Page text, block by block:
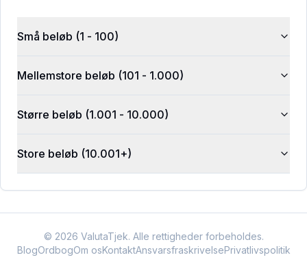
Små beløb (1 - 100)
Mellemstore beløb (101 - 1.000)
Større beløb (1.001 - 10.000)
Store beløb (10.001+)
© 2026 ValutaTjek. Alle rettigheder forbeholdes.
BlogOrdbogOm osKontaktAnsvarsfraskrivelsePrivatlivspolitik